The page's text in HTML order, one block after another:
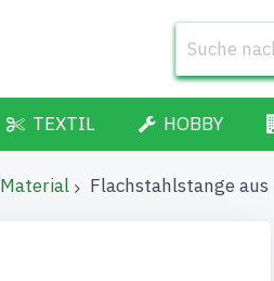
TEXTIL HOBBY
Material Flachstahlstange